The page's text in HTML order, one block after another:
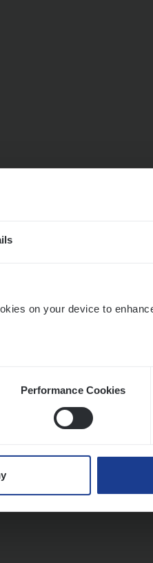
on your device to
Performance Cookies